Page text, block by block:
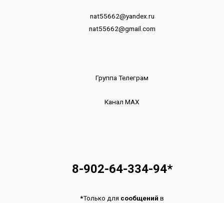
nat55662@yandex.ru
nat55662@gmail.com
Группа Телеграм
Канал МАХ
8-902-64-334-94*
*Только для сообщений в